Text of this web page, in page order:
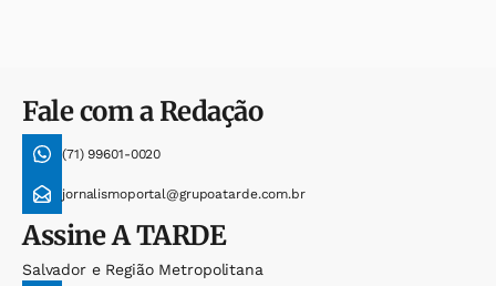
Fale com a Redação
(71) 99601-0020
jornalismoportal@grupoatarde.com.br
AssineA TARDE
Salvador e Região Metropolitana